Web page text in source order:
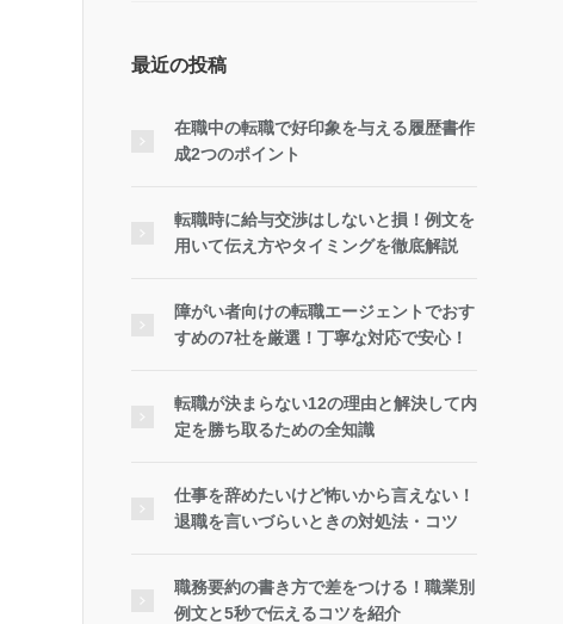
最近の投稿
在職中の転職で好印象を与える履歴書作
成2つのポイント
転職時に給与交渉はしないと損！例文を
用いて伝え方やタイミングを徹底解説
障がい者向けの転職エージェントでおす
すめの7社を厳選！丁寧な対応で安心！
転職が決まらない12の理由と解決して内
定を勝ち取るための全知識
仕事を辞めたいけど怖いから言えない！
退職を言いづらいときの対処法・コツ
職務要約の書き方で差をつける！職業別
例文と5秒で伝えるコツを紹介